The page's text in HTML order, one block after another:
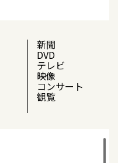
新聞
DVD
テレビ
映像
コンサート
観覧